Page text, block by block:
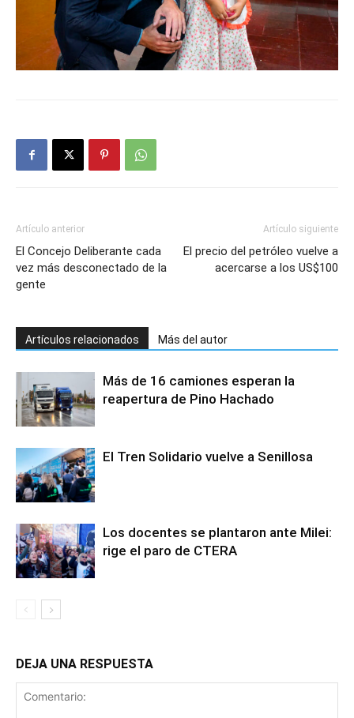
Artículo anterior
El Concejo Deliberante cada
vez más desconectado de la
gente
Artículo siguiente
El precio del petróleo vuelve a
acercarse a los US$100
Artículos relacionados Más del autor
Más de 16 camiones esperan la
reapertura de Pino Hachado
El Tren Solidario vuelve a Senillosa
Los docentes se plantaron ante Milei:
rige el paro de CTERA
DEJA UNA RESPUESTA